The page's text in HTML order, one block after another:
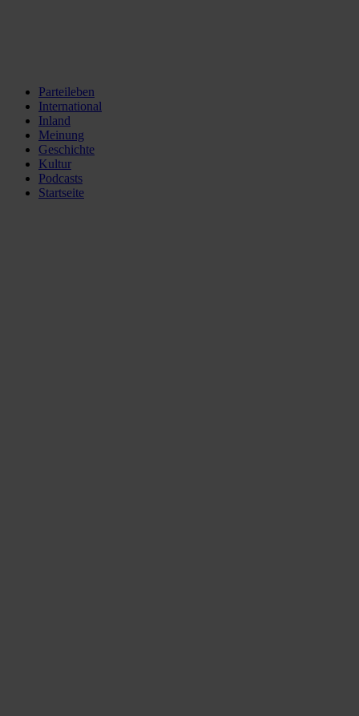
Parteileben
International
Inland
Meinung
Geschichte
Kultur
Podcasts
Startseite